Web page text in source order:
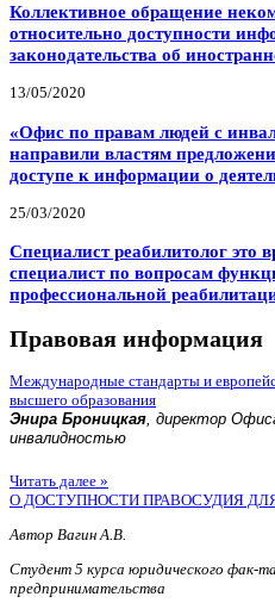
Коллективное обращение
относительно доступности
законодательства об
13/05/2020
«Офис по правам людей с
направили властям
доступе к информации о
25/03/2020
Специалист реабилитолог это
специалист по вопросам
профессиональной
Правовая информация
Международные стандарты и
высшего образования
Энира Броницкая, директор
инвалидностью
Читать далее »
О ДОСТУПНОСТИ ПРАВОСУДИЯ
Автор Вагин А.В.
Студент 5 курса юридического фак-
предпринимательства